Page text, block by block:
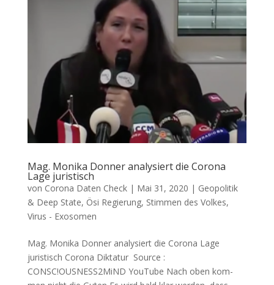
Mag. Monika Donner analysiert die Corona
Lage juristisch
von Corona Daten Check| Mai 31, 2020 | Geopolitik
& Deep State, Ösi Regierung, Stimmen des Volkes,
Virus - Exosomen
Mag. Monika Donner analysiert die Corona Lage
juristisch Coro­na Diktatur Source :
CONSC!OUSNESS2MiND YouTube Nach oben kom­